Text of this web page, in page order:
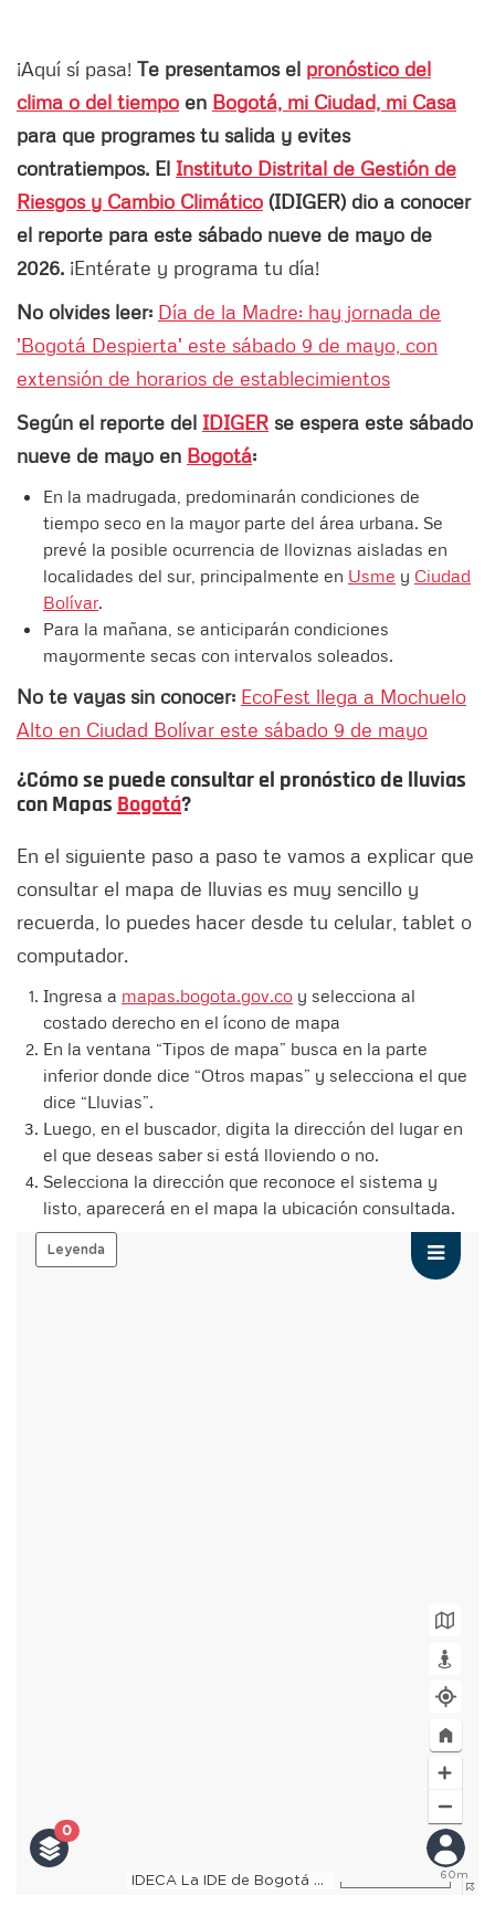
¡Aquí sí pasa! Te presentamos el pronóstico del
clima o del tiempo en Bogotá, mi Ciudad, mi Casa
para que programes tu salida y evites
contratiempos. El Instituto Distrital de Gestión de
Riesgos y Cambio Climático (IDIGER) dio a conocer
el reporte para este sábado nueve de mayo de
2026. ¡Entérate y programa tu día!
No olvides leer: Día de la Madre: hay jornada de
'Bogotá Despierta' este sábado 9 de mayo, con
extensión de horarios de establecimientos
Según el reporte del IDIGER se espera este sábado
nueve de mayo en Bogotá:
En la madrugada, predominarán condiciones de
tiempo seco en la mayor parte del área urbana. Se
prevé la posible ocurrencia de lloviznas aisladas en
localidades del sur, principalmente en Usme y Ciudad
Bolívar.
Para la mañana, se anticiparán condiciones
mayormente secas con intervalos soleados.
No te vayas sin conocer: EcoFest llega a Mochuelo
Alto en Ciudad Bolívar este sábado 9 de mayo
¿Cómo se puede consultar el pronóstico de lluvias
con Mapas Bogotá?
En el siguiente paso a paso te vamos a explicar que
consultar el mapa de lluvias es muy sencillo y
recuerda, lo puedes hacer desde tu celular, tablet o
computador.
Ingresa a mapas.bogota.gov.co y selecciona al
costado derecho en el ícono de mapa
En la ventana “Tipos de mapa” busca en la parte
inferior donde dice “Otros mapas” y selecciona el que
dice “Lluvias”.
Luego, en el buscador, digita la dirección del lugar en
el que deseas saber si está lloviendo o no.
Selecciona la dirección que reconoce el sistema y
listo, aparecerá en el mapa la ubicación consultada.